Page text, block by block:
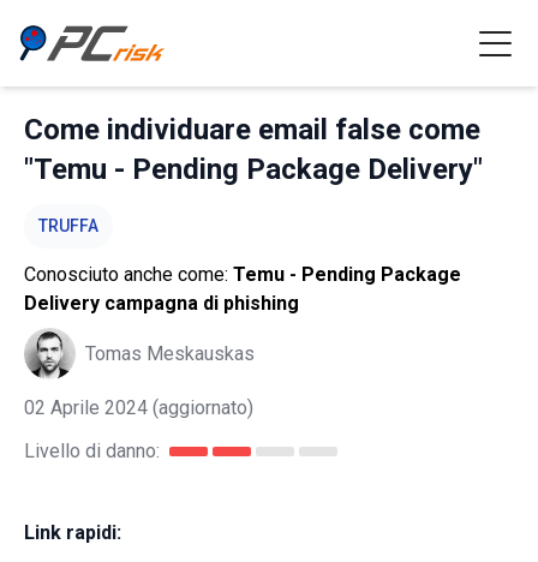
Come individuare email false come
"Temu - Pending Package Delivery"
TRUFFA
Conosciuto anche come: Temu - Pending Package
Delivery campagna di phishing
Tomas Meskauskas
02 Aprile 2024 (aggiornato)
Livello di danno:
Link rapidi: